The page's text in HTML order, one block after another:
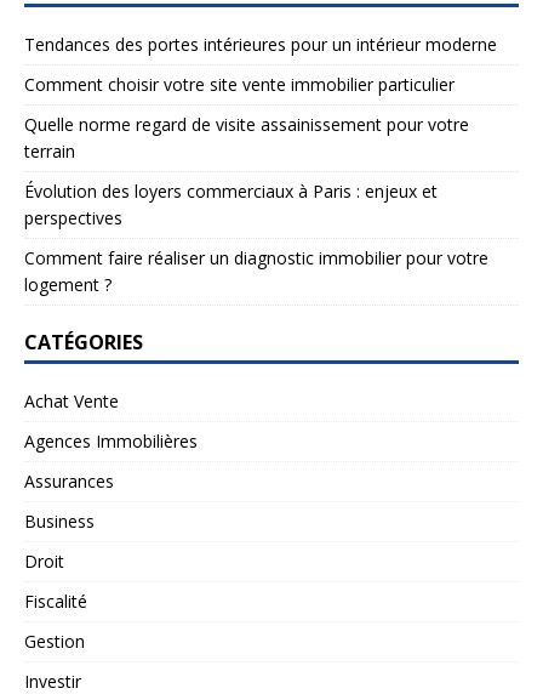
Tendances des portes intérieures pour un intérieur moderne
Comment choisir votre site vente immobilier particulier
Quelle norme regard de visite assainissement pour votre
terrain
Évolution des loyers commerciaux à Paris : enjeux et
perspectives
Comment faire réaliser un diagnostic immobilier pour votre
logement ?
CATÉGORIES
Achat Vente
Agences Immobilières
Assurances
Business
Droit
Fiscalité
Gestion
Investir